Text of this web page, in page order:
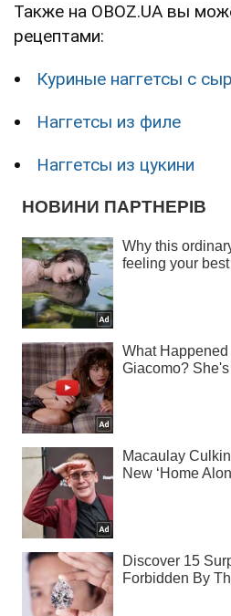
Также на OBOZ.UA вы
рецептами:
Куриные наггетсы с
Наггетсы из филе
Наггетсы из цукини